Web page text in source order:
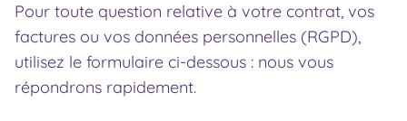
Pour toute question relative à votre contrat, vos
factures ou vos données personnelles (RGPD),
utilisez le formulaire ci-dessous : nous vous
répondrons rapidement.